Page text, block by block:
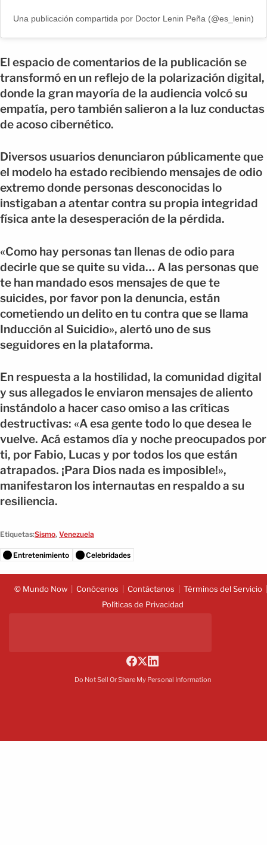
Una publicación compartida por Doctor Lenin Peña (@es_lenin)
El espacio de comentarios de la publicación se
transformó en un reflejo de la polarización digital,
donde la gran mayoría de la audiencia volcó su
empatía, pero también salieron a la luz conductas
de acoso cibernético.
Diversos usuarios denunciaron públicamente que
el modelo ha estado recibiendo mensajes de odio
extremo donde personas desconocidas lo
instigaban a atentar contra su propia integridad
física ante la desesperación de la pérdida.
«Como hay personas tan llenas de odio para
decirle que se quite su vida… A las personas que
te han mandado esos mensajes de que te
suicides, por favor pon la denuncia, están
cometiendo un delito en tu contra que se llama
Inducción al Suicidio», alertó uno de sus
seguidores en la plataforma.
En respuesta a la hostilidad, la comunidad digital
y sus allegados le enviaron mensajes de aliento
instándolo a hacer caso omiso a las críticas
destructivas: «A esa gente todo lo que desea le
vuelve. Acá estamos día y noche preocupados por
ti, por Fabio, Lucas y por todos los que están
atrapados. ¡Para Dios nada es imposible!»,
manifestaron los internautas en respaldo a su
resiliencia.
Etiquetas:Sismo, Venezuela
Entretenimiento Celebridades
© Mundo Now Conócenos Contáctanos
Términos del Servicio
Políticas de Privacidad
Do Not Sell Or Share My Personal Information